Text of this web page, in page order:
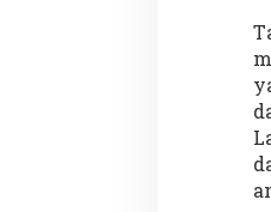
Demonstrasi Gen-Z
Nepal, PM Mundur